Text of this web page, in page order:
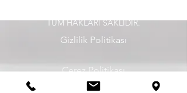
TÜM HAKLARI SAKLIDIR.
Gizlilik Politikası
Çerez Politikası